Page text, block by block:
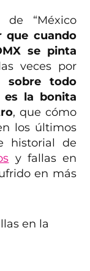
“México
que cuando
se pinta
veces por
sobre todo
es la bonita
, que cómo
los últimos
historial de
y fallas en
en más